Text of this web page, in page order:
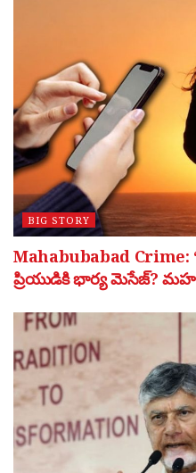
BIG STORY
Mahabubabad Crime:
ప్రియుడికి భార్య మెసేజ్?